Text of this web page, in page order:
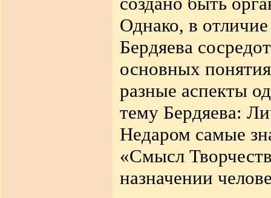
Однако, в
Бердяева
основных
разные аспекты
тему Бердяева:
Недаром самые
«Смысл
назначении